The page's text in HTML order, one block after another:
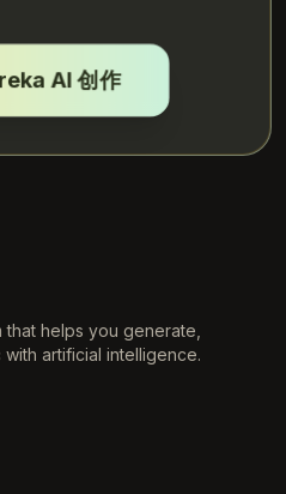
AI 创作
helps you generate,
artificial intelligence.